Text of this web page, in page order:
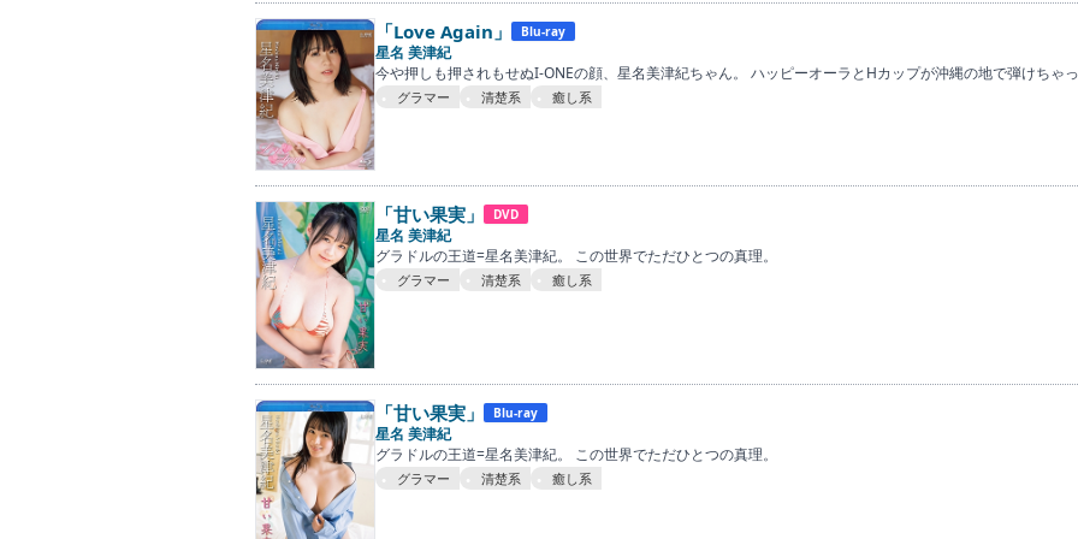
「Love Again」 Blu-ray
星名 美津紀
今や押しも押されもせぬI-ONEの顔、星名美津紀ちゃん。 ハッピーオーラとHカップが沖縄の地で弾けちゃ
グラマー 清楚系 癒し系
「甘い果実」 DVD
星名 美津紀
グラドルの王道=星名美津紀。 この世界でただひとつの真理。
グラマー 清楚系 癒し系
「甘い果実」 Blu-ray
星名 美津紀
グラドルの王道=星名美津紀。 この世界でただひとつの真理。
グラマー 清楚系 癒し系